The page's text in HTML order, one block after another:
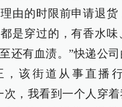
由的时限前申请退货
是穿过的，有香水味
还有血渍。”快递公
，该街道从事直播
次，我看到一个人穿